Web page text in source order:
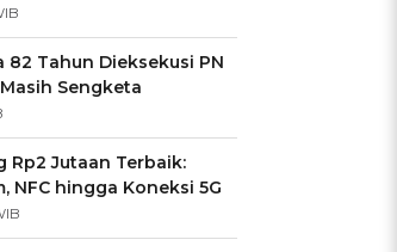
82 Tahun Dieksekusi PN
Sengketa
Rp2 Jutaan Terbaik:
NFC hingga Koneksi 5G